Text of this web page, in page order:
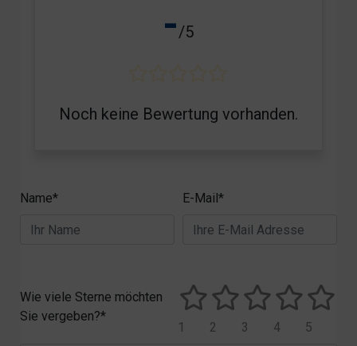
-/5
Noch keine Bewertung vorhanden.
Name* E-Mail*
Wie viele Sterne möchten
Sie vergeben?*
5
4
3
2
1